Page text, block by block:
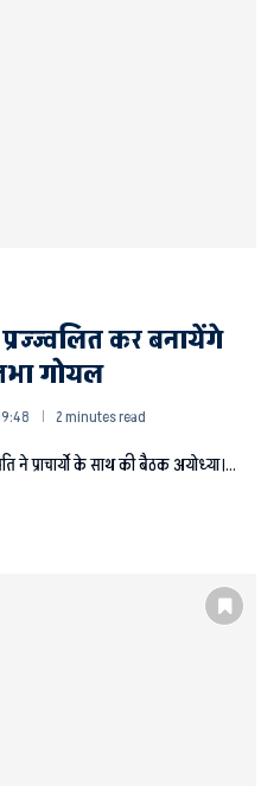
कर बनायेंगे
गोयल
2 minutes read
ने प्राचार्यो के साथ की बैठक अयोध्या।…